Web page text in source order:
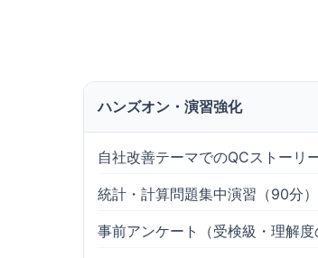
ハンズオン・演習強化
自社改善テーマでのQCストーリ
統計・計算問題集中演習（90分）
事前アンケート（受検級・理解度